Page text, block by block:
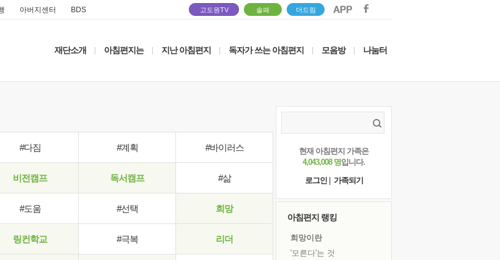
아버지센터 BDS 고도원TV 솔패 더드림
재단소개 아침편지는 지난 아침편지 독자가 쓰는 아침편지 모음방 나눔터
#다짐 #계획 #바이러스
비전캠프 독서캠프 #삶
#도움 #선택 희망
링컨학교 #극복 리더
현재 아침편지 가족은
4,043,008 명입니다.
로그인
가족되기
아침편지 랭킹
희망이란
'모른다'는 것